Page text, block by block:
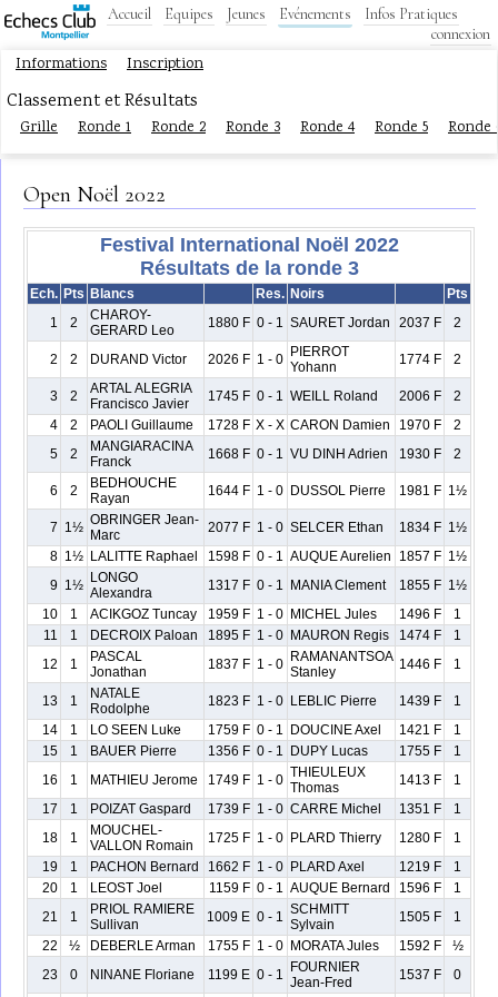
Accueil Equipes Jeunes Evénements
Infos Pratiques
connexion
Informations Inscription
Classement et Résultats
Grille Ronde 1 Ronde 2 Ronde 3 Ronde 4 Ronde 5 Ronde
Open Noël 2022
Festival International Noël 2022
Résultats de la ronde 3
Ech. Pts Blancs Res. Noirs
Pts
1
2
CHAROY-
GERARD Leo
1880 F 0 - 1 SAURET Jordan 2037 F 2
2 2 DURAND Victor 2026 F 1 - 0 PIERROT
Yohann
1774 F 2
3 2
ARTAL ALEGRIA
Francisco Javier
1745 F 0 - 1 WEILL Roland 2006 F
2
4
2 PAOLI Guillaume 1728 F X - X CARON Damien 1970 F
2
5
2
MANGIARACINA
Franck
1668 F 0 - 1 VU DINH Adrien 1930 F 2
6 2
BEDHOUCHE
Rayan
1644 F 1 - 0 DUSSOL Pierre 1981 F 1½
7 1½ OBRINGER Jean-
Marc
2077 F 1 - 0 SELCER Ethan 1834 F 1½
8 1½ LALITTE Raphael 1598 F 0 - 1 AUQUE Aurelien 1857 F 1½
9 1½ LONGO
Alexandra
1317 F 0 - 1 MANIA Clement 1855 F 1½
10
1 ACIKGOZ Tuncay 1959 F 1 - 0 MICHEL Jules 1496 F
1
11
1 DECROIX Paloan 1895 F 1 - 0 MAURON Regis 1474 F
1
12
1
PASCAL
Jonathan
1837 F 1 - 0 RAMANANTSOA
Stanley
1446 F 1
13 1
NATALE
Rodolphe
1823 F 1 - 0 LEBLIC Pierre 1439 F
1
14
1 LO SEEN Luke 1759 F 0 - 1 DOUCINE Axel 1421 F
1
15
1 BAUER Pierre 1356 F 0 - 1 DUPY Lucas 1755 F
1
16
1 MATHIEU Jerome 1749 F 1 - 0 THIEULEUX
Thomas
1413 F
1
17
1 POIZAT Gaspard 1739 F 1 - 0 CARRE Michel 1351 F
1
18
1
MOUCHEL-
VALLON Romain
1725 F 1 - 0 PLARD Thierry 1280 F
1
19
1 PACHON Bernard 1662 F 1 - 0 PLARD Axel 1219 F
1
20
1 LEOST Joel 1159 F 0 - 1 AUQUE Bernard 1596 F
1
21
1
PRIOL RAMIERE
Sullivan
1009 E 0 - 1 SCHMITT
Sylvain
1505 F
1
22
½ DEBERLE Arman 1755 F 1 - 0 MORATA Jules 1592 F
½
23
0 NINANE Floriane 1199 E 0 - 1
FOURNIER
Jean-Fred
1537 F
0